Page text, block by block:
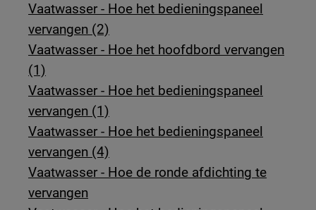
Vaatwasser - Hoe het bedieningspaneel
vervangen (2)
Vaatwasser - Hoe het hoofdbord vervangen
(1)
Vaatwasser - Hoe het bedieningspaneel
vervangen (1)
Vaatwasser - Hoe het bedieningspaneel
vervangen (4)
Vaatwasser - Hoe de ronde afdichting te
vervangen